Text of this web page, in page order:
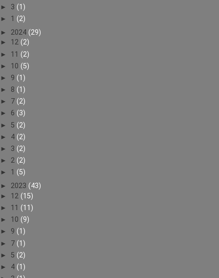
► 3 (1)
► 1 (2)
► 2024 (29)
► 12 (2)
► 11 (2)
► 10 (5)
► 9 (1)
► 8 (1)
► 7 (2)
► 6 (3)
► 5 (2)
► 4 (2)
► 3 (2)
► 2 (2)
► 1 (5)
► 2023 (43)
► 12 (15)
► 11 (11)
► 10 (9)
► 9 (1)
► 7 (1)
► 5 (2)
► 4 (1)